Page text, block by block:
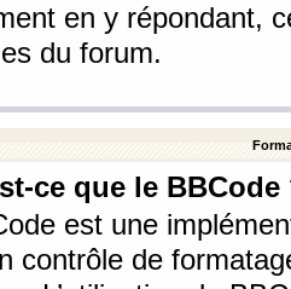
en y répondant,
du forum.
ce que le BBCode
est une
contrôle de